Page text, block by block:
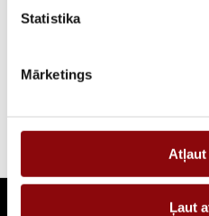
Statistika
Mārketings
Atļaut
Ļaut
Strāvas ģeneratoru diennakts